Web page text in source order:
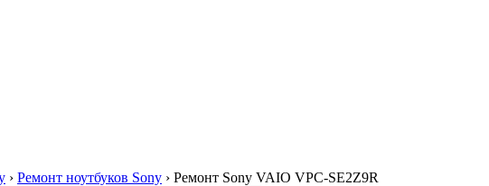
› Ремонт ноутбуков Sony › Ремонт Sony VAIO VPC-SE2Z9R